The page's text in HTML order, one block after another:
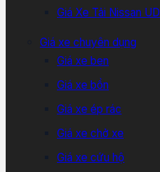
Giá Xe Tải Nissan UD
Giá xe chuyên dụng
Giá xe ben
Giá xe bồn
Giá xe ép rác
Giá xe chở xe
Giá xe cứu hộ